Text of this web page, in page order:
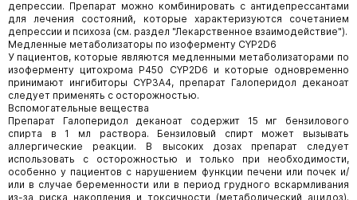
депрессии. Препарат можно комбинировать с антидепрессантами
для лечения состояний, которые характеризуются сочетанием
депрессии и психоза (см. раздел "Лекарственное взаимодействие").
Медленные метаболизаторы по изоферменту CYP2D6
У пациентов, которые являются медленными метаболизаторами по
изоферменту цитохрома Р450 CYP2D6 и которые одновременно
принимают ингибиторы CYP3A4, препарат Галоперидол деканоат
следует применять с осторожностью.
Вспомогательные вещества
Препарат Галоперидол деканоат содержит 15 мг бензилового
спирта в 1 мл раствора. Бензиловый спирт может вызывать
аллергические реакции. В высоких дозах препарат следует
использовать с осторожностью и только при необходимости,
особенно у пациентов с нарушением функции печени или почек и/
или в случае беременности или в период грудного вскармливания
из-за риска накопления и токсичности (метаболический ацидоз).